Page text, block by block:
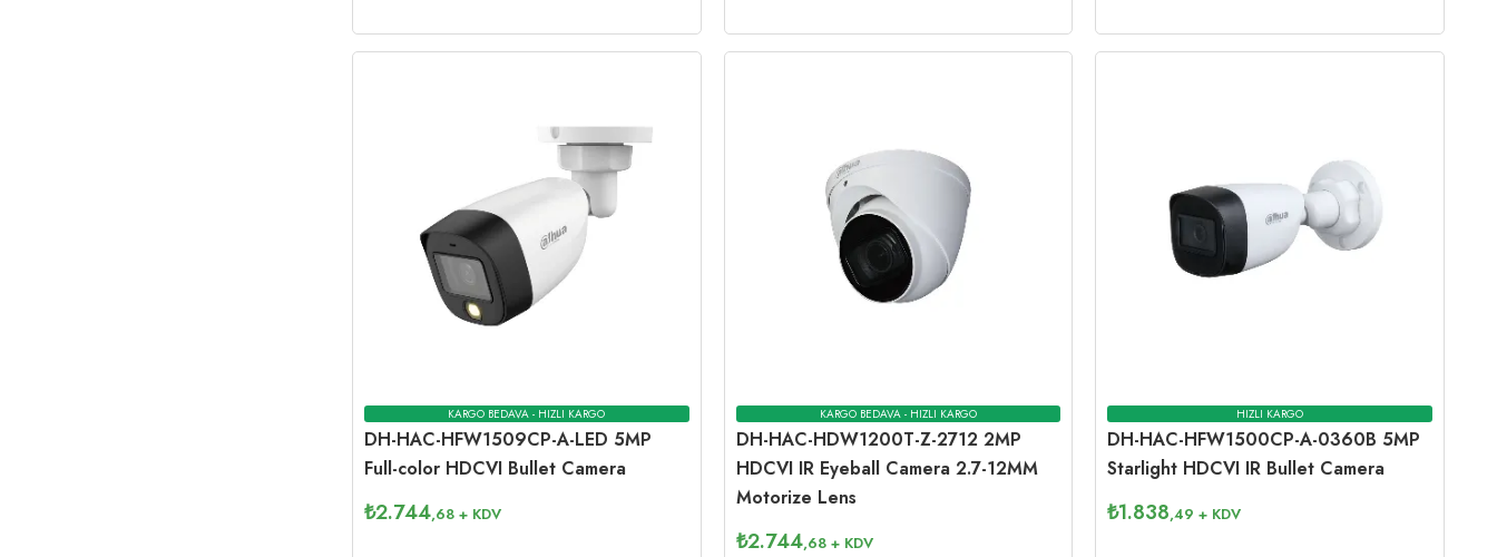
KARGO BEDAVA - HIZLI KARGO
DH-HAC-HFW1509CP-A-LED 5MP
Full-color HDCVI Bullet Camera
₺2.744,68 + KDV
KARGO BEDAVA - HIZLI KARGO
DH-HAC-HDW1200T-Z-2712 2MP
HDCVI IR Eyeball Camera 2.7-12MM
Motorize Lens
₺2.744,68+ KDV
HIZLI KARGO
DH-HAC-HFW1500CP-A-0360B 5MP
Starlight HDCVI IR Bullet Camera
₺1.838,49 + KDV